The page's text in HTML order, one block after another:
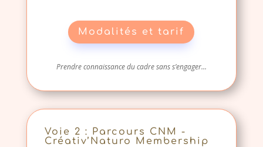
Modalités et tarif
Prendre connaissance du cadre sans s’engager...
Voie 2 : Parcours CNM -
Créativ’Naturo Membership